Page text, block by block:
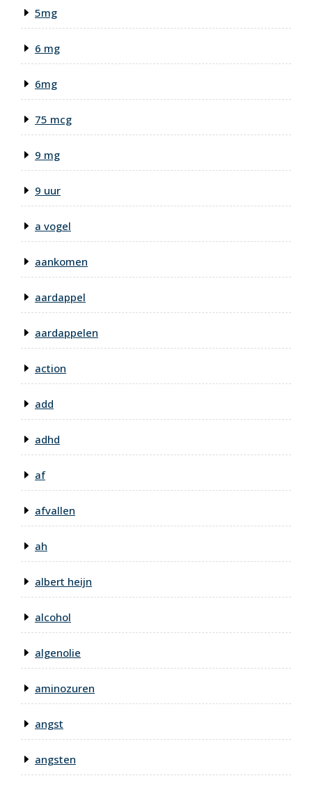
5mg
6 mg
6mg
75 mcg
9 mg
9 uur
a vogel
aankomen
aardappel
aardappelen
action
add
adhd
af
afvallen
ah
albert heijn
alcohol
algenolie
aminozuren
angst
angsten